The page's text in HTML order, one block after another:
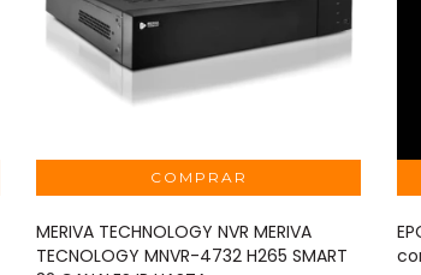
MERIVA TECHNOLOGY NVR MERIVA
TECNOLOGY MNVR-4732 H265 SMART